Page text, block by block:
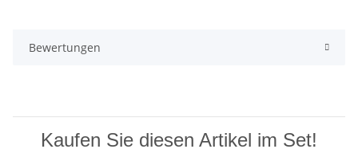
Bewertungen
Kaufen Sie diesen Artikel im Set!